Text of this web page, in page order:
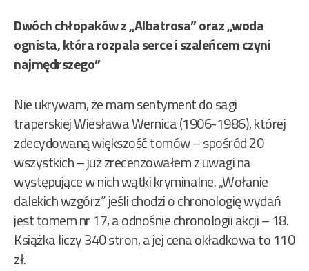
Dwóch chłopaków z „Albatrosa” oraz „woda
ognista, która rozpala serce i szaleńcem czyni
najmędrszego”
Nie ukrywam, że mam sentyment do sagi
traperskiej Wiesława Wernica (1906-1986), której
zdecydowaną większość tomów – spośród 20
wszystkich – już zrecenzowałem z uwagi na
występujące w nich wątki kryminalne. „Wołanie
dalekich wzgórz” jeśli chodzi o chronologię wydań
jest tomem nr 17, a odnośnie chronologii akcji – 18.
Książka liczy 340 stron, a jej cena okładkowa to 110
zł.